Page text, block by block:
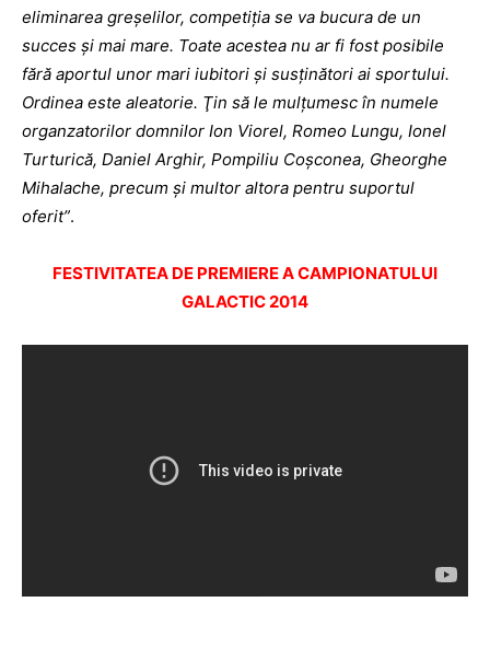
eliminarea greşelilor, competiţia se va bucura de un
succes şi mai mare. Toate acestea nu ar fi fost posibile
fără aportul unor mari iubitori şi susţinători ai sportului.
Ordinea este aleatorie. Ţin să le mulţumesc în numele
organzatorilor domnilor Ion Viorel, Romeo Lungu, Ionel
Turturică, Daniel Arghir, Pompiliu Coşconea, Gheorghe
Mihalache, precum şi multor altora pentru suportul
oferit”.
FESTIVITATEA DE PREMIERE A CAMPIONATULUI
GALACTIC 2014